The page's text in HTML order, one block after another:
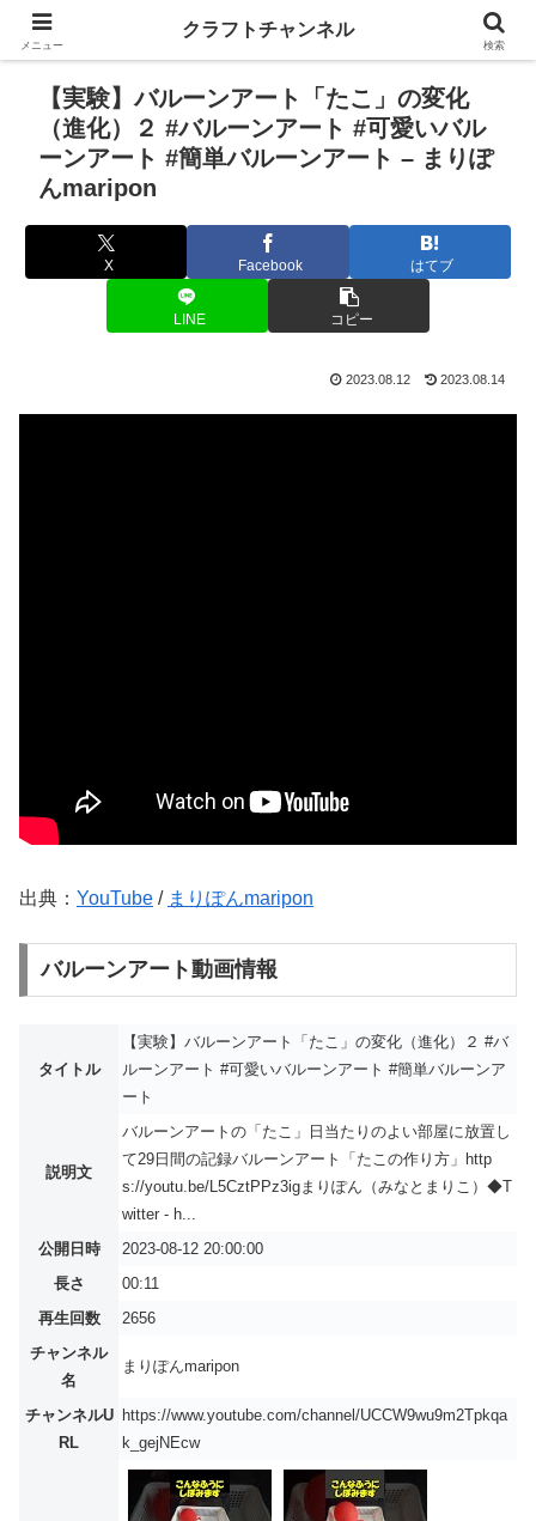
【実験】バルーンアート「たこ」の変化
（進化）２ #バルーンアート #可愛いバル
ーンアート #簡単バルーンアート – まりぽ
んmaripon
X Facebook はてブ
LINE コピー
2023.08.12 2023.08.14
出典： YouTube / まりぽんmaripon
バルーンアート動画情報
タイトル
【実験】バルーンアート「たこ」の変化（進化）２ #バ
ルーンアート #可愛いバルーンアート #簡単バルーンア
ート
説明文
バルーンアートの「たこ」日当たりのよい部屋に放置し
て29日間の記録バルーンアート「たこの作り方」http
s://youtu.be/L5CztPPz3igまりぽん（みなとまりこ）◆T
witter - h...
公開日時
2023-08-12 20:00:00
長さ
00:11
再生回数
2656
チャンネル
名
まりぽんmaripon
チャンネルU
RL
https://www.youtube.com/channel/UCCW9wu9m2Tpkqa
k_gejNEcw
メニュー
クラフトチャンネル
検索